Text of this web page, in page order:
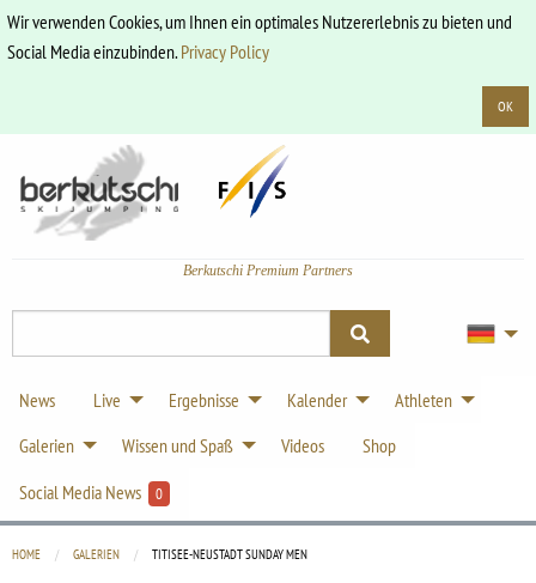
Wir verwenden Cookies, um Ihnen ein optimales Nutzererlebnis zu bieten und
Social Media einzubinden.Privacy Policy
OK
Berkutschi Premium Partners
News Live Ergebnisse Kalender
Athleten
Galerien
Wissen und Spaß Videos
Shop
Social Media News
0
HOME GALERIEN CURRENT:
TITISEE-NEUSTADT SUNDAY MEN